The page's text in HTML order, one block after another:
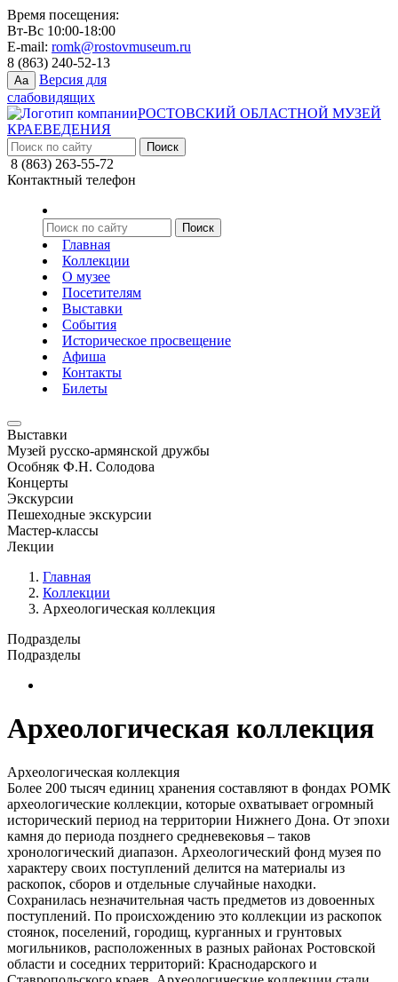
Время посещения:
Вт-Вс 10:00-18:00
E-mail: romk@rostovmuseum.ru
8 (863) 240-52-13
Aa
Версия для
слабовидящих
РОСТОВСКИЙ ОБЛАСТНОЙ МУЗЕЙ
КРАЕВЕДЕНИЯ
8 (863) 263-55-72
Контактный телефон
Главная
Коллекции
О музее
Посетителям
Выставки
События
Историческое просвещение
Афиша
Контакты
Билеты
Выставки
Музей русско-армянской дружбы
Особняк Ф.Н. Солодова
Концерты
Экскурсии
Пешеходные экскурсии
Мастер-классы
Лекции
Главная
Коллекции
Археологическая коллекция
Подразделы
Подразделы
Археологическая коллекция
Археологическая коллекция
Более 200 тысяч единиц хранения составляют в фондах РОМК
археологические коллекции, которые охватывает огромный
исторический период на территории Нижнего Дона. От эпохи
камня до периода позднего средневековья – таков
хронологический диапазон. Археологический фонд музея по
характеру своих поступлений делится на материалы из
раскопок, сборов и отдельные случайные находки.
Сохранилась незначительная часть предметов из довоенных
поступлений. По происхождению это коллекции из раскопок
стоянок, поселений, городищ, курганных и грунтовых
могильников, расположенных в разных районах Ростовской
области и соседних территорий: Краснодарского и